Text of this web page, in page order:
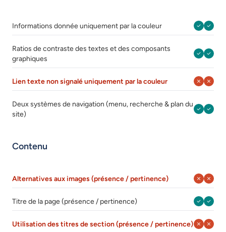
Informations donnée uniquement par la couleur AoûtAoût
Ratios de contraste des textes et des composants
graphiques
AoûtAoût
Lien texte non signalé uniquement par la couleur AoûtAoût
Deux systèmes de navigation (menu, recherche & plan du
site)
AoûtAoût
Contenu
Alternatives aux images (présence / pertinence) AoûtAoût
Titre de la page (présence / pertinence) AoûtAoût
Utilisation des titres de section (présence / pertinence)AoûtAoût